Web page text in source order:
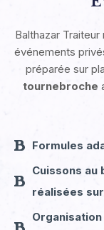
Balthazar
événements
préparée sur
tournebroche
Formules
Cuissons au
réalisées